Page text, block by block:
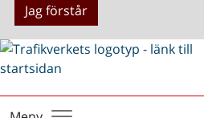
Jag förstår